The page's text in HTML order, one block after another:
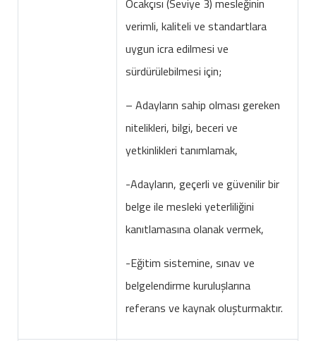
Ocakçısı (Seviye 3) mesleğinin
verimli, kaliteli ve standartlara
uygun icra edilmesi ve
sürdürülebilmesi için;
– Adayların sahip olması gereken
nitelikleri, bilgi, beceri ve
yetkinlikleri tanımlamak,
-Adayların, geçerli ve güvenilir bir
belge ile mesleki yeterliliğini
kanıtlamasına olanak vermek,
-Eğitim sistemine, sınav ve
belgelendirme kuruluşlarına
referans ve kaynak oluşturmaktır.